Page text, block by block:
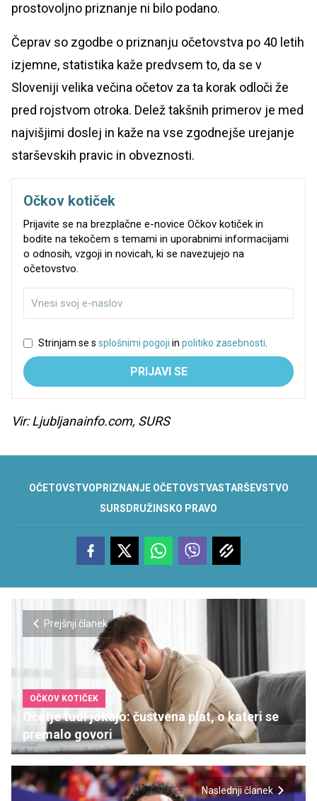
prostovoljno priznanje ni bilo podano.
Čeprav so zgodbe o priznanju očetovstva po 40 letih
izjemne, statistika kaže predvsem to, da se v
Sloveniji velika večina očetov za ta korak odloči že
pred rojstvom otroka. Delež takšnih primerov je med
najvišjimi doslej in kaže na vse zgodnejše urejanje
starševskih pravic in obveznosti.
Očkov kotiček
Prijavite se na brezplačne e-novice Očkov kotiček in
bodite na tekočem s temami in uporabnimi informacijami
o odnosih, vzgoji in novicah, ki se navezujejo na
očetovstvo.
Strinjam se s splošnimi pogoji in politiko zasebnosti.
PRIJAVI SE
Vir: Ljubljanainfo.com, SURS
OČETOVSTVO PRIZNANJE OČETOVSTVASTARŠEVSTVO
SURS DRUŽINSKO PRAVO
Prejšnji članek
OČKOV KOTIČEK
Očetje tudi jokajo: čustvena plat, o kateri se
premalo govori
Naslednji članek